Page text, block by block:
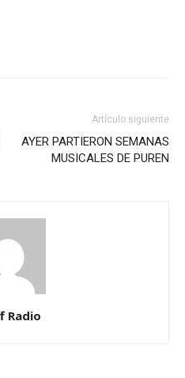
Artículo siguiente
AYER PARTIERON SEMANAS
MUSICALES DE PUREN
Radio